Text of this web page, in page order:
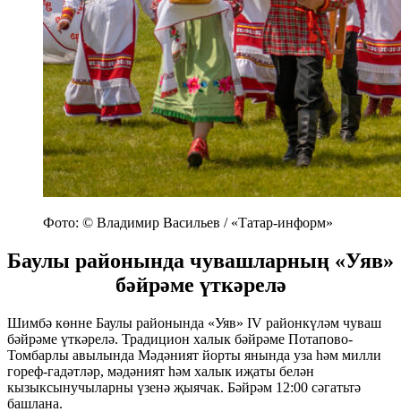
Фото: © Владимир Васильев / «Татар-информ»
Баулы районында чувашларның «Уяв»
бәйрәме үткәрелә
Шимбә көнне Баулы районында «Уяв» IV районкүләм чуваш
бәйрәме үткәрелә. Традицион халык бәйрәме Потапово-
Томбарлы авылында Мәдәният йорты янында уза һәм милли
гореф-гадәтләр, мәдәният һәм халык иҗаты белән
кызыксынучыларны үзенә җыячак. Бәйрәм 12:00 сәгатьтә
башлана.